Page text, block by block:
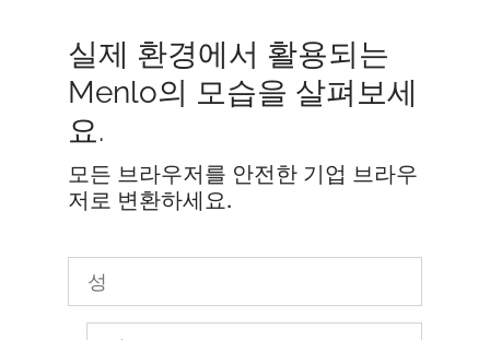
실제 환경에서 활용되는
Menlo의 모습을 살펴보세
요.
모든 브라우저를 안전한 기업 브라우
저로 변환하세요.